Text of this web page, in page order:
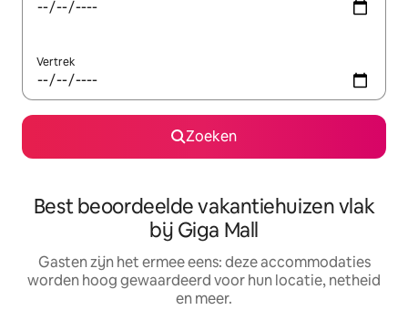
Vertrek
Zoeken
Best beoordeelde vakantiehuizen vlak
bij Giga Mall
Gasten zijn het ermee eens: deze accommodaties
worden hoog gewaardeerd voor hun locatie, netheid
en meer.